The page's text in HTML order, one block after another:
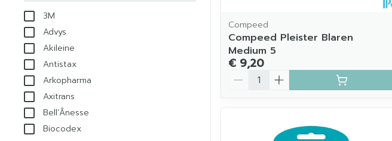
3M
Advys
Akileine
Antistax
Arkopharma
Axitrans
Bell’Ânesse
Biocodex
Compeed
Compeed Pleister Blaren
Medium 5
€ 9,20
Aantal